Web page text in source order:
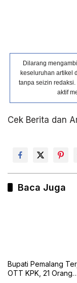
Dilarang
keseluruhan artikel
tanpa seizin
aktif
Cek Berita dan
Baca Juga
Bupati Pemalang
OTT KPK, 21 Orang